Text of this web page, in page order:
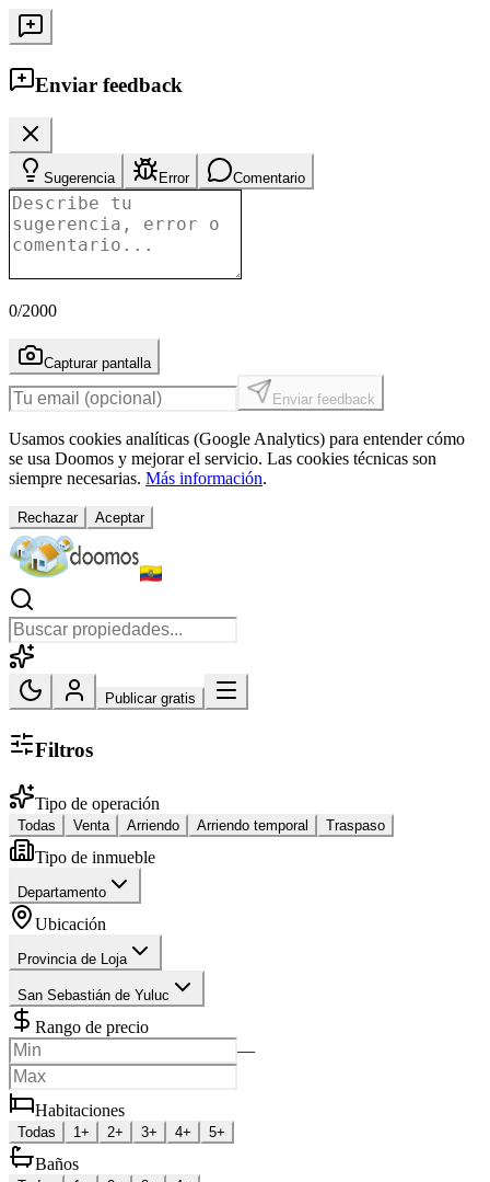
Enviar feedback
Sugerencia Error Comentario
0/2000
Capturar pantalla
Enviar feedback
Usamos cookies analíticas (Google Analytics) para entender cómo
se usa Doomos y mejorar el servicio. Las cookies técnicas son
siempre necesarias. Más información.
Rechazar Aceptar
Publicar gratis
Filtros
Tipo de operación
Todas Venta Arriendo Arriendo temporal Traspaso
Tipo de inmueble
Departamento
Ubicación
Provincia de Loja
San Sebastián de Yuluc
Rango de precio
—
Habitaciones
Todas 1+ 2+ 3+ 4+ 5+
Baños